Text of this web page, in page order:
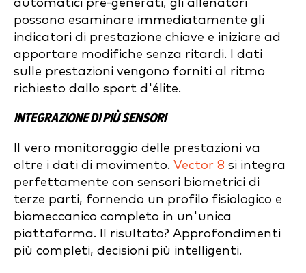
automatici pre-generati, gli allenatori
possono esaminare immediatamente gli
indicatori di prestazione chiave e iniziare ad
apportare modifiche senza ritardi. I dati
sulle prestazioni vengono forniti al ritmo
richiesto dallo sport d'élite.
INTEGRAZIONE DI PIÙ SENSORI
Il vero monitoraggio delle prestazioni va
oltre i dati di movimento. Vector 8 si integra
perfettamente con sensori biometrici di
terze parti, fornendo un profilo fisiologico e
biomeccanico completo in un'unica
piattaforma. Il risultato? Approfondimenti
più completi, decisioni più intelligenti.